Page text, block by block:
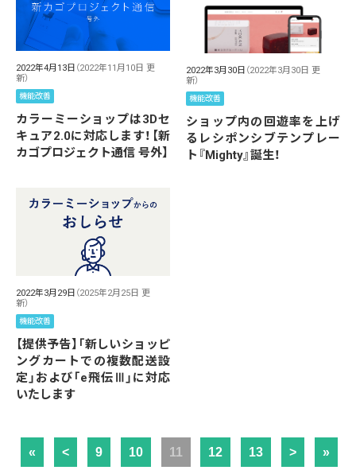
2022年4月13日 （2022年11月10日 更
新）
機能改善
カラーミーショップは3Dセ
キュア2.0に対応します！【新
カゴプロジェクト通信 号外】
2022年3月30日 （2022年3月30日 更
新）
機能改善
ショップ内の回遊率を上げ
るレシポンシブテンプレー
ト『Mighty』誕生！
2022年3月29日 （2025年2月25日 更
新）
機能改善
【提供予告】「新しいショッピ
ングカートでの複数配送設
定」および「e飛伝Ⅲ」に対応
いたします
« < 9 10 11 12 13 > »